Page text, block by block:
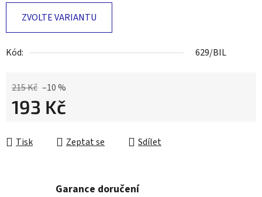
ZVOLTE VARIANTU
Kód: 629/BIL
215 Kč –10 %
193 Kč
Tisk
Zeptat se Sdílet
Garance doručení